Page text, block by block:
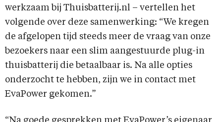
werkzaam bij Thuisbatterij.nl – vertellen het
volgende over deze samenwerking: “We kregen
de afgelopen tijd steeds meer de vraag van onze
bezoekers naar een slim aangestuurde plug-in
thuisbatterij die betaalbaar is. Na alle opties
onderzocht te hebben, zijn we in contact met
EvaPower gekomen.”